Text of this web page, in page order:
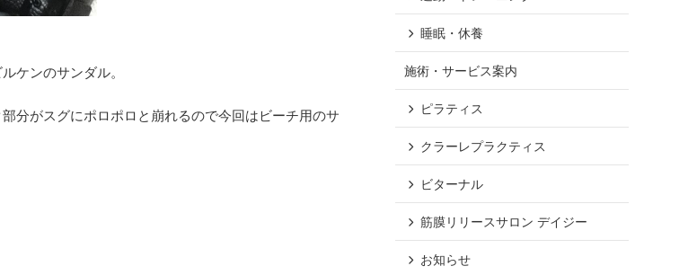
ケンのサンダル。
分がスグにポロポロと崩れるので今回はビーチ用のサ
睡眠・休養
施術・サービス案内
ピラティス
クラーレプラクティス
ビターナル
筋膜リリースサロン デイジー
お知らせ